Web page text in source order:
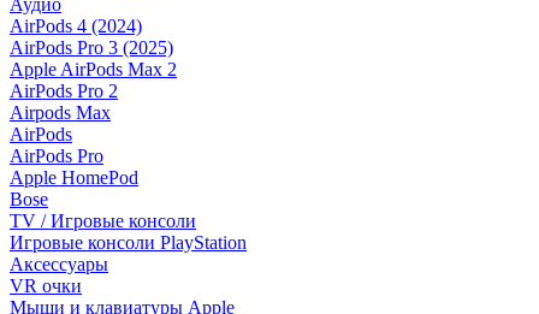
Аудио
AirPods 4 (2024)
AirPods Pro 3 (2025)
Apple AirPods Max 2
AirPods Pro 2
Airpods Max
AirPods
AirPods Pro
Apple HomePod
Bose
TV / Игровые консоли
Игровые консоли PlayStation
Аксессуары
VR очки
Мыши и клавиатуры Apple